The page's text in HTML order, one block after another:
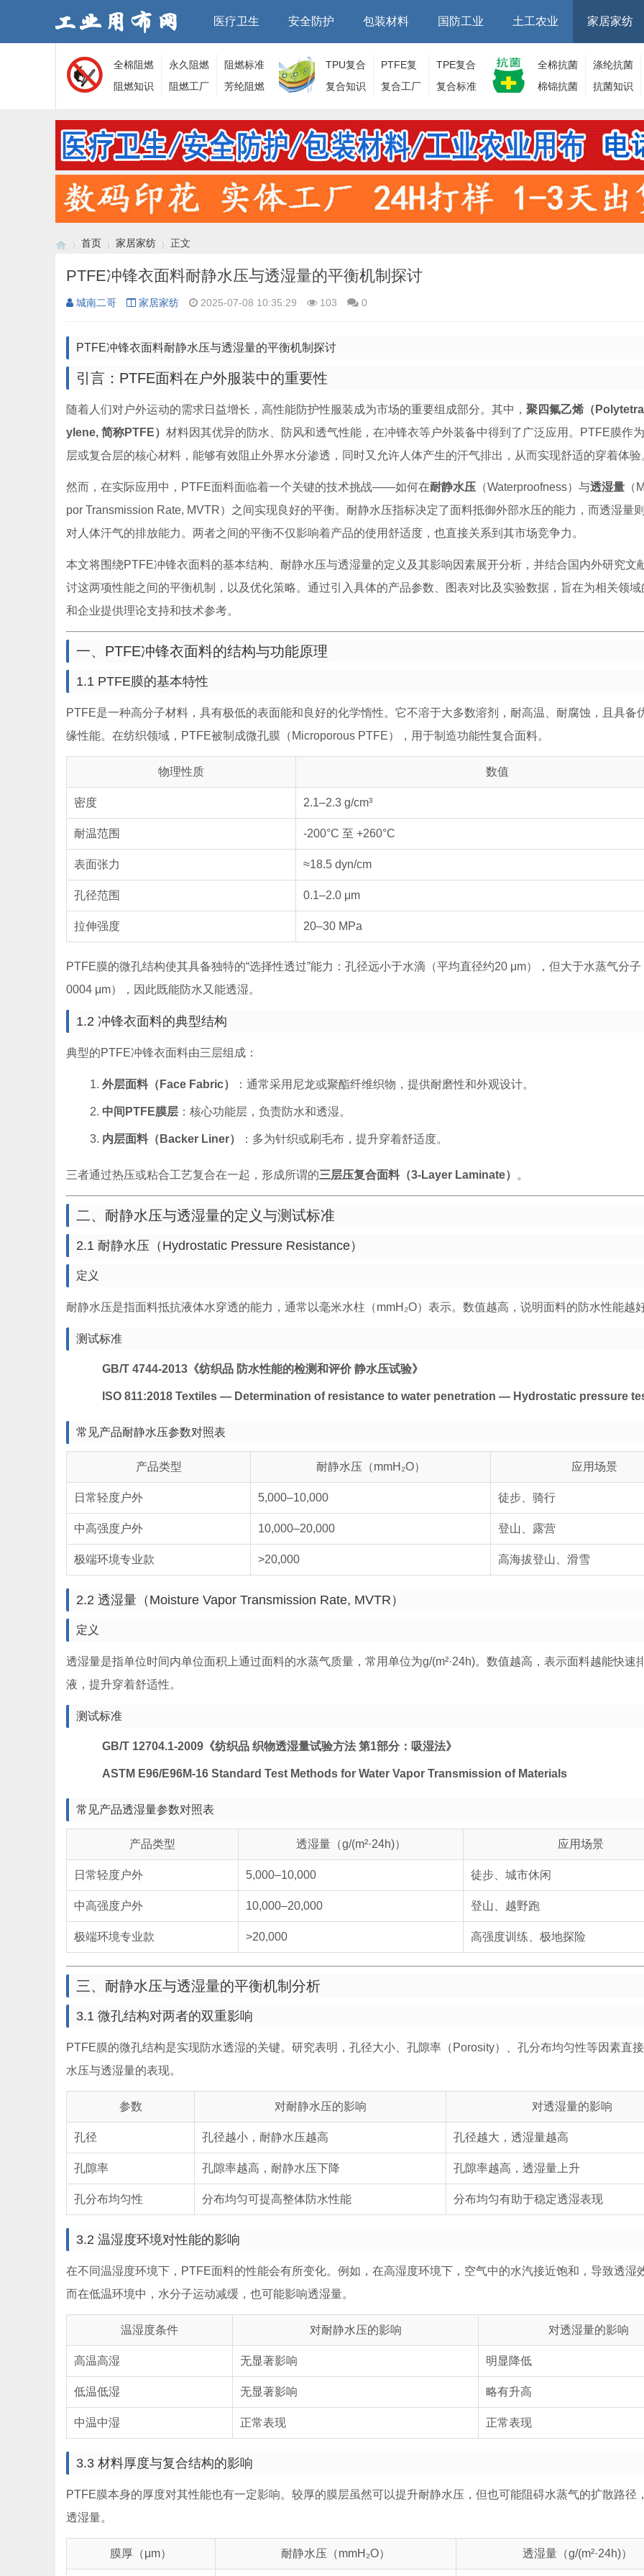
医疗卫生 安全防护 包装材料 国防工业 土工农业 家居家纺
全棉阻燃
面料
永久阻燃
面料
阻燃标准
阻燃知识
阻燃工厂
芳纶阻燃
面料
TPU复合
面料
PTFE复
合面料
TPE复合
面料
复合知识 复合工厂 复合标准
全棉抗菌
涤纶抗菌
面料
棉锦抗菌
面料
抗菌知识
›
首页
›
家居家纺
›
正文
PTFE冲锋衣面料耐静水压与透湿量的平衡机制探讨
城南二哥 家居家纺 2025-07-08 10:35:29 103 0
PTFE冲锋衣面料耐静水压与透湿量的平衡机制探讨
引言：PTFE面料在户外服装中的重要性
随着人们对户外运动的需求日益增长，高性能防护性服装成为市场的重要组成部分。其中， 聚四氟乙烯（
ylene, 简称PTFE） 材料因其优异的防水、防风和透气性能，在冲锋衣等户外装备中得到了广泛应用。PTFE膜作
层或复合层的核心材料，能够有效阻止外界水分渗透，同时又允许人体产生的汗气排出，从而实现舒适的穿着体验
然而，在实际应用中，PTFE面料面临着一个关键的技术挑战——如何在耐静水压 （Waterproofness）与透湿量 （
por Transmission Rate, MVTR）之间实现良好的平衡。耐静水压指标决定了面料抵御外部水压的能力，而透湿量
对人体汗气的排放能力。两者之间的平衡不仅影响着产品的使用舒适度，也直接关系到其市场竞争力。
本文将围绕PTFE冲锋衣面料的基本结构、耐静水压与透湿量的定义及其影响因素展开分析，并结合国内外研究文
讨这两项性能之间的平衡机制，以及优化策略。通过引入具体的产品参数、图表对比及实验数据，旨在为相关领域
和企业提供理论支持和技术参考。
一、PTFE冲锋衣面料的结构与功能原理
1.1 PTFE膜的基本特性
PTFE是一种高分子材料，具有极低的表面能和良好的化学惰性。它不溶于大多数溶剂，耐高温、耐腐蚀，且具备
缘性能。在纺织领域，PTFE被制成微孔膜（Microporous PTFE），用于制造功能性复合面料。
物理性质 数值
密度 2.1–2.3 g/cm³
耐温范围 -200°C 至 +260°C
表面张力 ≈18.5 dyn/cm
孔径范围 0.1–2.0 μm
拉伸强度 20–30 MPa
PTFE膜的微孔结构使其具备独特的“选择性透过”能力：孔径远小于水滴（平均直径约20 μm），但大于水蒸气分子
0004 μm），因此既能防水又能透湿。
1.2 冲锋衣面料的典型结构
典型的PTFE冲锋衣面料由三层组成：
外层面料（Face Fabric） ：通常采用尼龙或聚酯纤维织物，提供耐磨性和外观设计。
中间PTFE膜层 ：核心功能层，负责防水和透湿。
内层面料（Backer Liner） ：多为针织或刷毛布，提升穿着舒适度。
三者通过热压或粘合工艺复合在一起，形成所谓的三层压复合面料（3-Layer Laminate） 。
二、耐静水压与透湿量的定义与测试标准
2.1 耐静水压（Hydrostatic Pressure Resistance）
定义
耐静水压是指面料抵抗液体水穿透的能力，通常以毫米水柱（mmH₂O）表示。数值越高，说明面料的防水性能越好
测试标准
GB/T 4744-2013《纺织品 防水性能的检测和评价 静水压试验》
ISO 811:2018 Textiles — Determination of resistance to water penetration — Hydrostatic pressure
常见产品耐静水压参数对照表
产品类型 耐静水压（mmH₂O） 应用场景
日常轻度户外 5,000–10,000 徒步、骑行
中高强度户外 10,000–20,000 登山、露营
极端环境专业款 >20,000 高海拔登山、滑雪
2.2 透湿量（Moisture Vapor Transmission Rate, MVTR）
定义
透湿量是指单位时间内单位面积上通过面料的水蒸气质量，常用单位为g/(m²·24h)。数值越高，表示面料越能快速
液，提升穿着舒适性。
测试标准
GB/T 12704.1-2009《纺织品 织物透湿量试验方法 第1部分：吸湿法》
ASTM E96/E96M-16 Standard Test Methods for Water Vapor Transmission of Materials
常见产品透湿量参数对照表
产品类型 透湿量（g/(m²·24h)） 应用场景
日常轻度户外 5,000–10,000 徒步、城市休闲
中高强度户外 10,000–20,000 登山、越野跑
极端环境专业款 >20,000 高强度训练、极地探险
三、耐静水压与透湿量的平衡机制分析
3.1 微孔结构对两者的双重影响
PTFE膜的微孔结构是实现防水透湿的关键。研究表明，孔径大小、孔隙率（Porosity）、孔分布均匀性等因素直
水压与透湿量的表现。
参数 对耐静水压的影响 对透湿量的影响
孔径 孔径越小，耐静水压越高 孔径越大，透湿量越高
孔隙率 孔隙率越高，耐静水压下降 孔隙率越高，透湿量上升
孔分布均匀性 分布均匀可提高整体防水性能 分布均匀有助于稳定透湿表现
3.2 温湿度环境对性能的影响
在不同温湿度环境下，PTFE面料的性能会有所变化。例如，在高湿度环境下，空气中的水汽接近饱和，导致透湿
而在低温环境中，水分子运动减缓，也可能影响透湿量。
温湿度条件 对耐静水压的影响 对透湿量的影响
高温高湿 无显著影响 明显降低
低温低湿 无显著影响 略有升高
中温中湿 正常表现 正常表现
3.3 材料厚度与复合结构的影响
PTFE膜本身的厚度对其性能也有一定影响。较厚的膜层虽然可以提升耐静水压，但也可能阻碍水蒸气的扩散路径
透湿量。
膜厚（μm） 耐静水压（mmH₂O） 透湿量（g/(m²·24h)）